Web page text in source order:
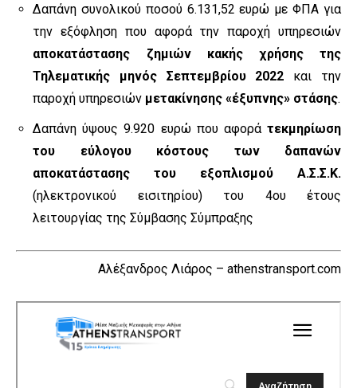
Δαπάνη συνολικού ποσού 6.131,52 ευρώ με ΦΠΑ για
την εξόφληση που αφορά την παροχή υπηρεσιών
αποκατάστασης ζημιών κακής χρήσης της
Τηλεματικής μηνός Σεπτεμβρίου 2022 και την
παροχή υπηρεσιών μετακίνησης «έξυπνης» στάσης.
Δαπάνη ύψους 9.920 ευρώ που αφορά τεκμηρίωση
του εύλογου κόστους των δαπανών
αποκατάστασης του εξοπλισμού Α.Σ.Σ.Κ.
(ηλεκτρονικού εισιτηρίου) του 4ου έτους
λειτουργίας της Σύμβασης Σύμπραξης
Αλέξανδρος Λιάρος – athenstransport.com